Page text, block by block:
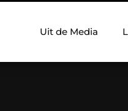
Uit de Media